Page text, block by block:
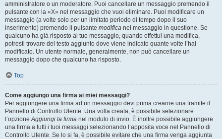
amministratore o un moderatore. Puoi cancellare un messaggio premendo il
pulsante con la «X» nel messaggio che vuoi eliminare. Puoi modificare un
messaggio (a volte solo per un limitato periodo di tempo dopo il suo
inserimento) premendo il pulsante modifica nel messaggio in questione. Se
qualcuno ha già risposto al tuo messaggio, quando effettui una modifica,
potresti trovare del testo aggiunto dove viene indicato quante volte l’hai
modificato. Un utente normale, generalmente, non può cancellare un
messaggio dopo che qualcuno ha risposto.
Top
Come aggiungo una firma ai miei messaggi?
Per aggiungere una firma ad un messaggio devi prima crearne una tramite il
Pannello di Controllo Utente. Una volta creata, è possibile selezionare
l’opzioneAggiungi la firma nel modulo di invio. È inoltre possibile aggiungere
una firma a tutti i tuoi messaggi selezionando l’apposita voce nel Pannello di
Controllo Utente. Se lo si fa, è possibile evitare che una firma venga aggiunta